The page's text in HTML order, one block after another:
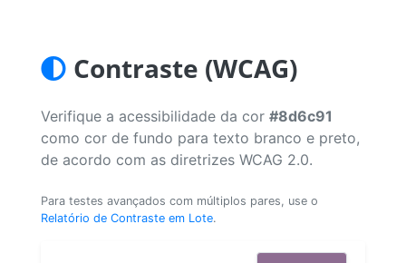
Contraste (WCAG)
Verifique a acessibilidade da cor #8d6c91
como cor de fundo para texto branco e preto,
de acordo com as diretrizes WCAG 2.0.
Para testes avançados com múltiplos pares, use o
Relatório de Contraste em Lote.